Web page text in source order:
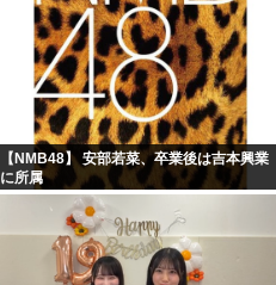
【NMB48】 安部若菜、卒業後は吉本興業
に所属